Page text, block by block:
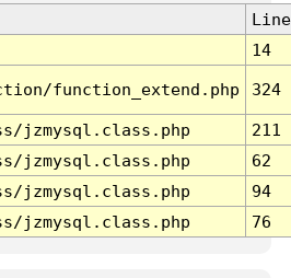
Line
14
function_extend.php 324
jzmysql.class.php
211
jzmysql.class.php
62
jzmysql.class.php
94
jzmysql.class.php 76